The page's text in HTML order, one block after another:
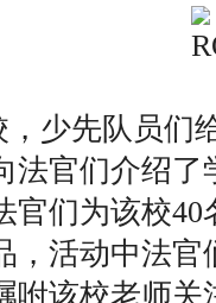
，少先队员们
法官们介绍
官们为该校
，活动中法
咐该校老师